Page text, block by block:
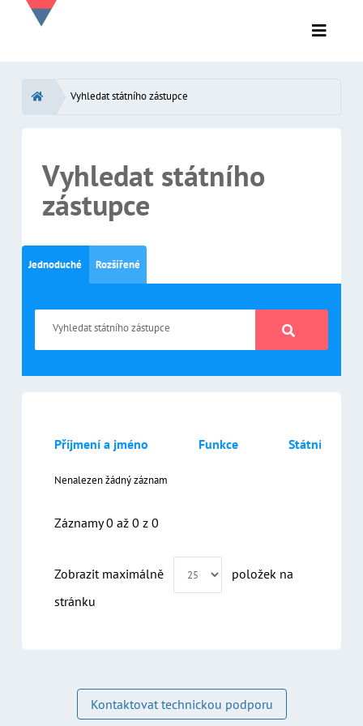
Vyhledat státního zástupce
Vyhledat státního
zástupce
Jednoduché Rozšířené
Příjmení a jméno Funkce Státní
Nenalezen žádný záznam
Záznamy 0 až 0 z 0
Kontaktovat technickou podporu